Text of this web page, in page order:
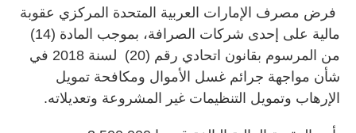
فرض مصرف الإمارات العربية المتحدة المركزي عقوبة
مالية على إحدى شركات الصرافة، بموجب المادة (14)
من المرسوم بقانون اتحادي رقم (20) لسنة 2018 في
شأن مواجهة جرائم غسل الأموال ومكافحة تمويل
الإرهاب وتمويل التنظيمات غير المشروعة وتعديلاته.